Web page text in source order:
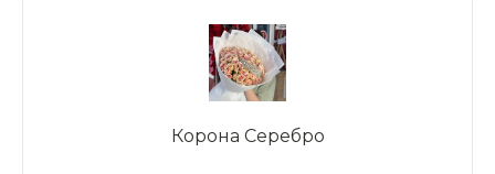
Корона Серебро